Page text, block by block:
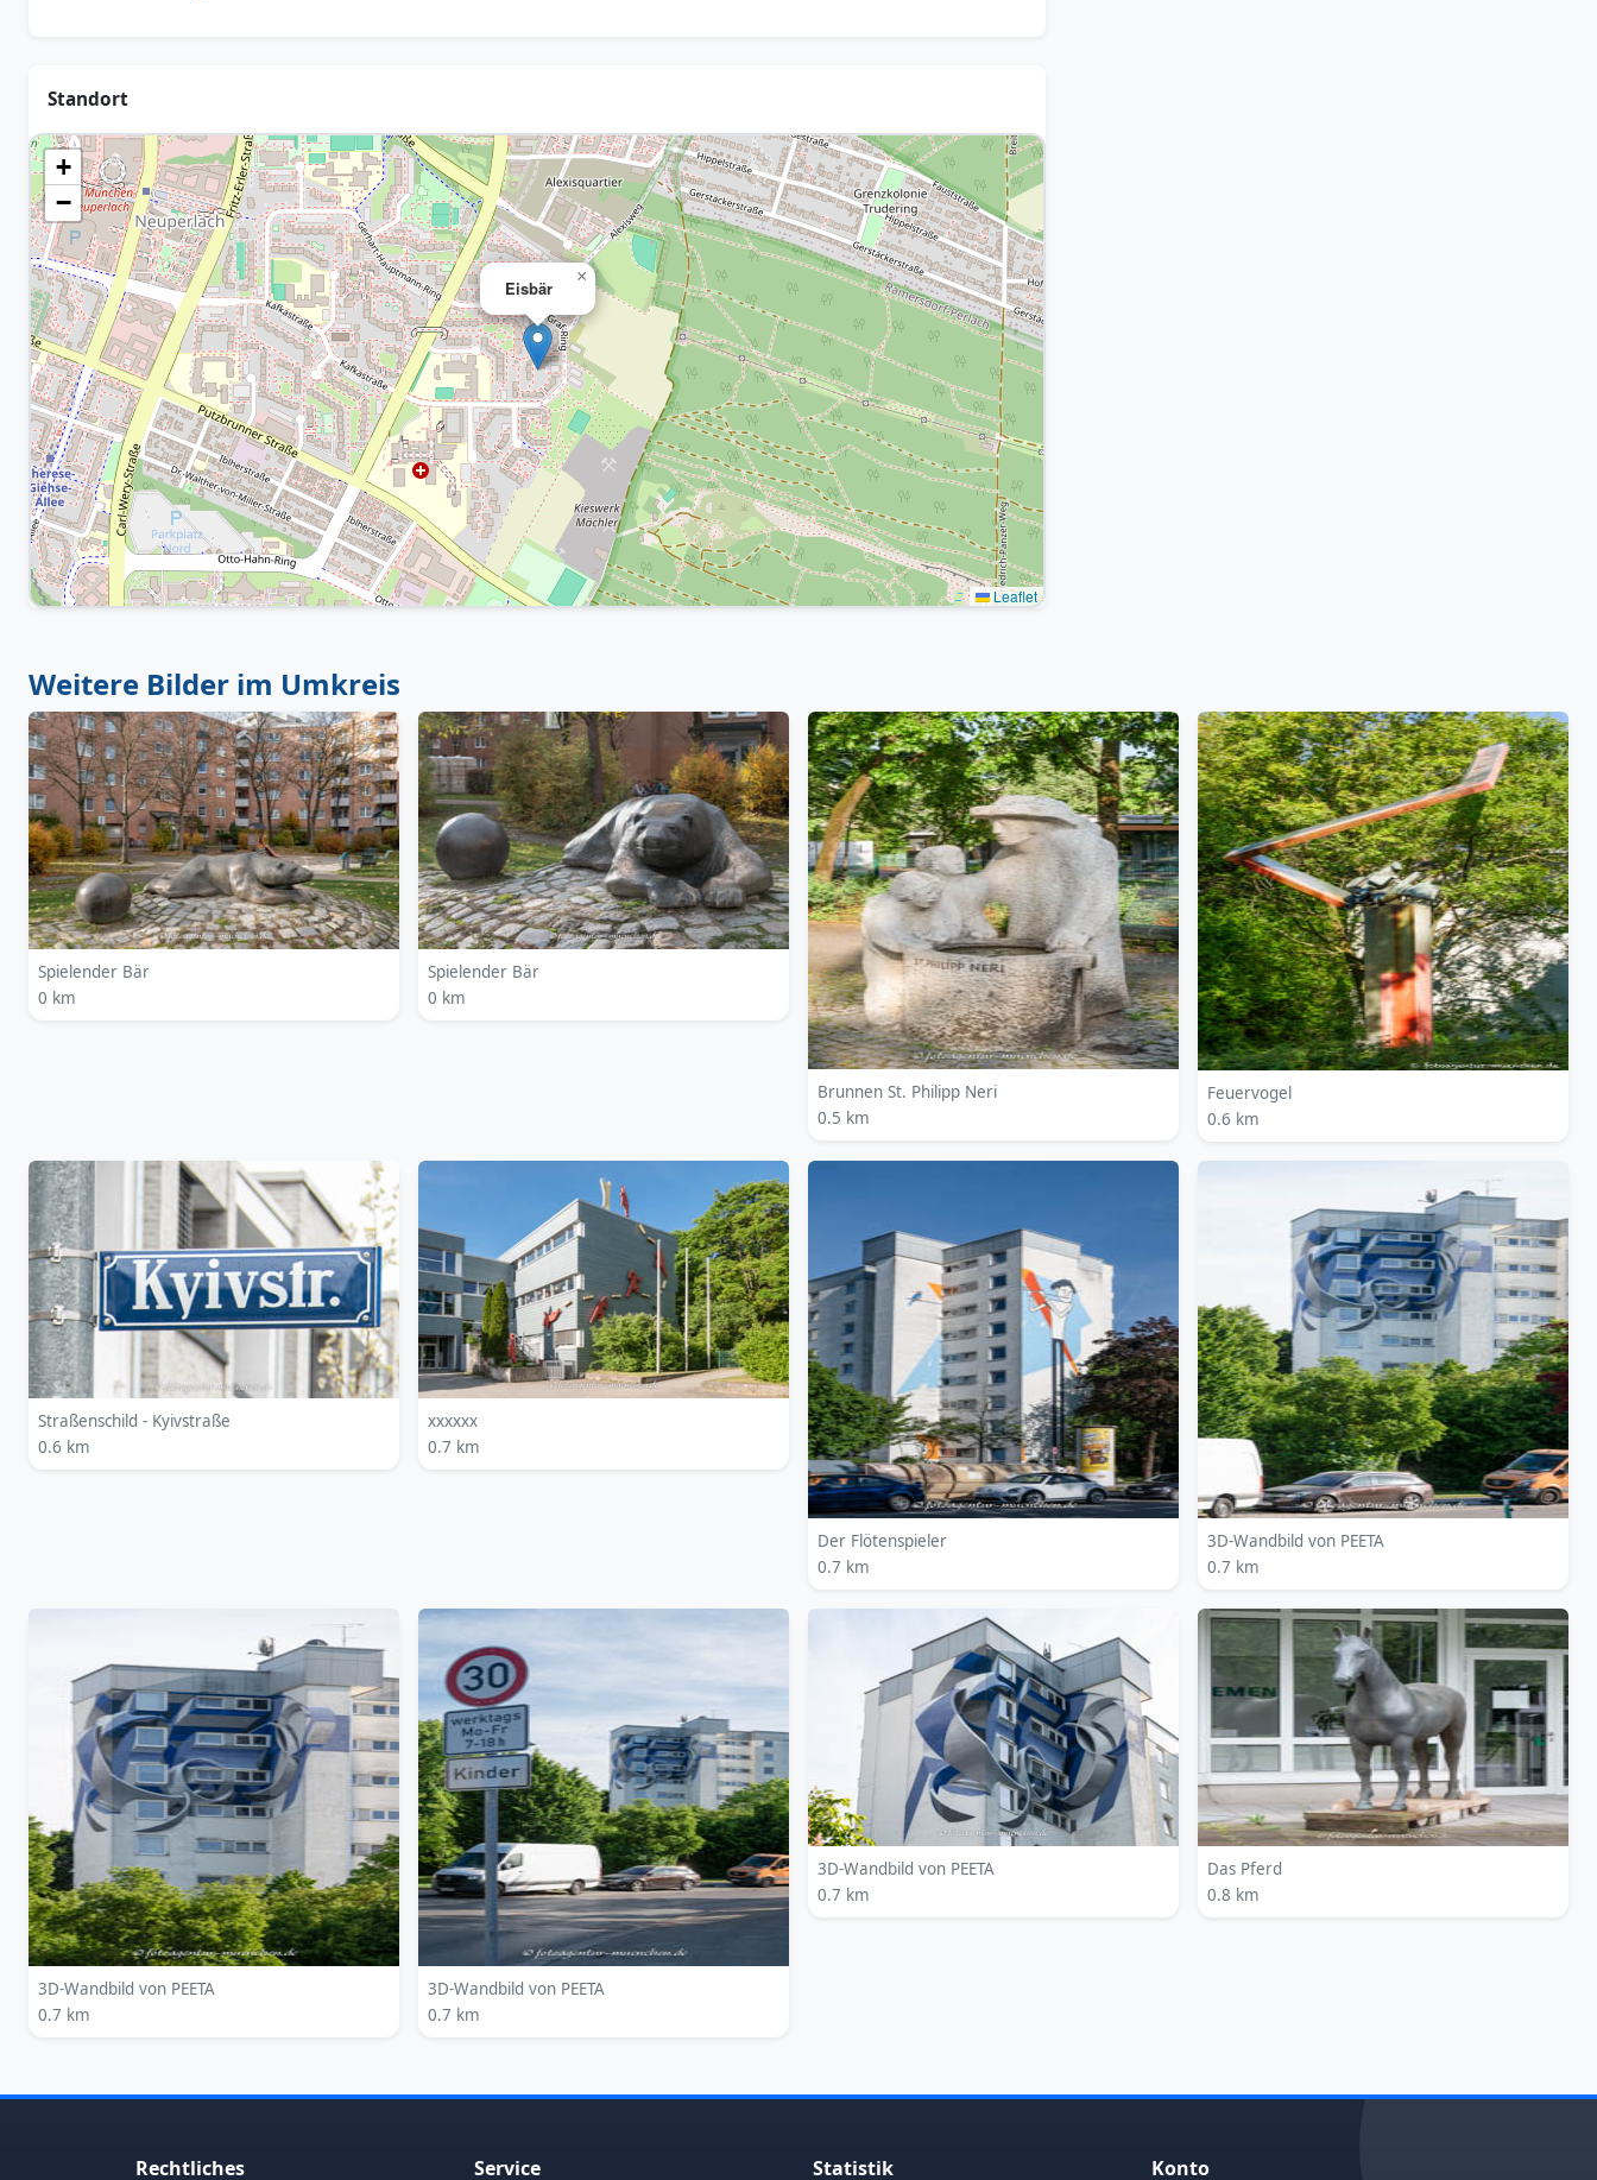
Standort
Eisbär
×
+
−
Leaflet
Weitere Bilder im Umkreis
Spielender Bär
0 km
Spielender Bär
0 km
Brunnen St. Philipp Neri
0.5 km
Feuervogel
0.6 km
Straßenschild - Kyivstraße
0.6 km
xxxxxx
0.7 km
Der Flötenspieler
0.7 km
3D-Wandbild von PEETA
0.7 km
3D-Wandbild von PEETA
0.7 km
3D-Wandbild von PEETA
0.7 km
3D-Wandbild von PEETA
0.7 km
Das Pferd
0.8 km
Rechtliches Service Statistik Konto